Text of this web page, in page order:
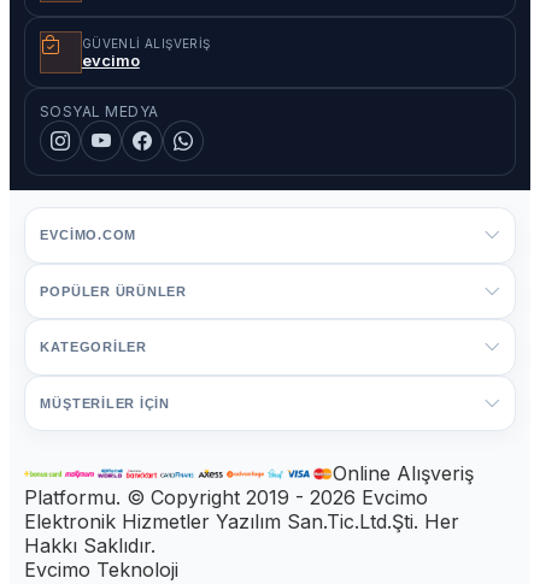
GÜVENLI ALIŞVERIŞ
evcimo
SOSYAL MEDYA
EVCIMO.COM
POPÜLER ÜRÜNLER
KATEGORİLER
MÜŞTERİLER İÇİN
Online Alışveriş
Platformu. © Copyright 2019 - 2026 Evcimo
Elektronik Hizmetler Yazılım San.Tic.Ltd.Şti. Her
Hakkı Saklıdır.
Evcimo Teknoloji